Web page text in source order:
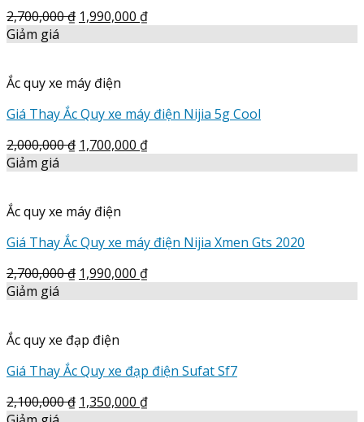
2,700,000₫ 1,990,000 ₫
Giảm giá
Ắc quy xe máy điện
Giá Thay Ắc Quy xe máy điện Nijia 5g Cool
2,000,000₫ 1,700,000 ₫
Giảm giá
Ắc quy xe máy điện
Giá Thay Ắc Quy xe máy điện Nijia Xmen Gts 2020
2,700,000₫ 1,990,000 ₫
Giảm giá
Ắc quy xe đạp điện
Giá Thay Ắc Quy xe đạp điện Sufat Sf7
2,100,000₫ 1,350,000 ₫